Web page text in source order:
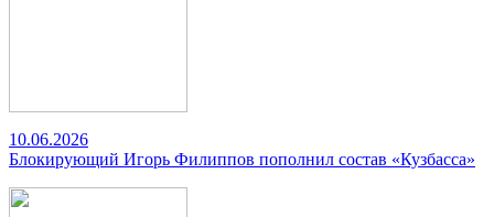
10.06.2026
Блокирующий Игорь Филиппов пополнил состав «Кузбасса»